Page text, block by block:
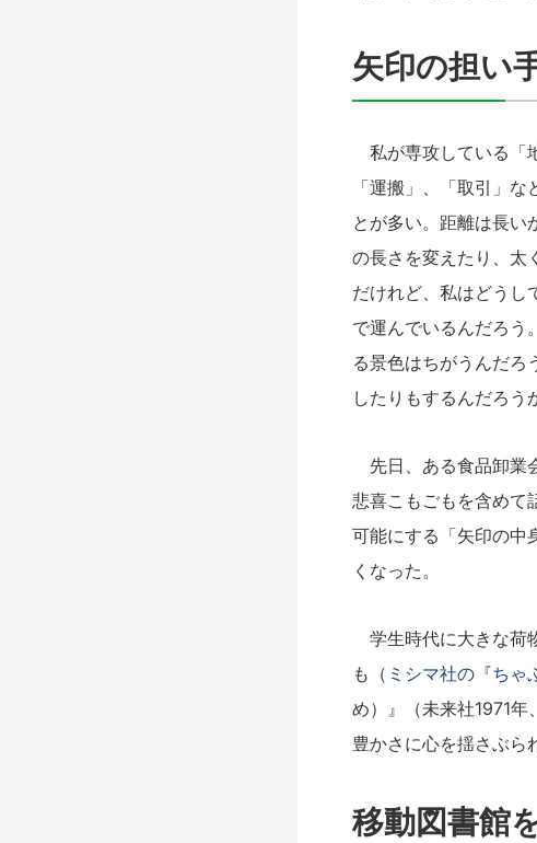
矢印の担い
私が専攻している「
「運搬」、「取引」
とが多い。距離は長い
の長さを変えたり、太
だけれど、私はどうし
で運んでいるんだろう
る景色はちがうんだろ
したりもするんだろう
先日、ある食品卸業
悲喜こもごもを含めて
可能にする「矢印の中
くなった。
学生時代に大きな荷
も（ ミシマ社の『ち
め）』（未来社1971
豊かさに心を揺さぶら
移動図書館